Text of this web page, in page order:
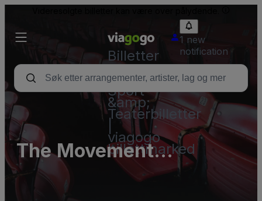
Billetter
–
Konsert,
Sport
&amp;
Teaterbilletter
viagogo
billettmarked
1 new
notification
The Movement
Warehouse